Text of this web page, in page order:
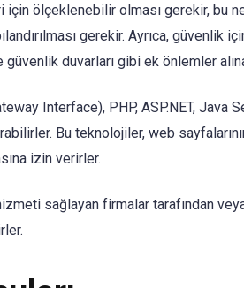
ölçeklenebilir olması gerekir, bu
gerekir. Ayrıca, güvenlik
güvenlik duvarları gibi ek önlemler
Interface), PHP, ASP.NET,
Bu teknolojiler, web
izin verirler.
sağlayan firmalar tarafından